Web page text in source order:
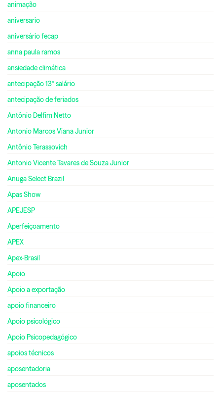
animação
aniversario
aniversário fecap
anna paula ramos
ansiedade climática
antecipação 13º salário
antecipação de feriados
Antônio Delfim Netto
Antonio Marcos Viana Junior
Antônio Terassovich
Antonio Vicente Tavares de Souza Junior
Anuga Select Brazil
Apas Show
APEJESP
Aperfeiçoamento
APEX
Apex-Brasil
Apoio
Apoio a exportação
apoio financeiro
Apoio psicológico
Apoio Psicopedagógico
apoios técnicos
aposentadoria
aposentados